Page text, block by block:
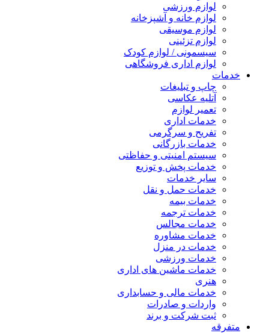
لوازم ورزشی
لوازم خانه و آشپزخانه
لوازم موسیقی
لوازم تزئینی
سیسمونی / لوازم کودک
لوازم اداری فروشگاهی
خدمات
چاپ و تبلیغات
آتلیه عکاسی
تعمیر لوازم
خدمات اداری
تفریح و سرگرمی
خدمات بازرگانی
سیستم امنیتی و حفاظتی
خدمات پخش و توزیع
سایر خدمات
خدمات حمل و نقل
خدمات بیمه
خدمات ترجمه
خدمات مجالس
خدمات مشاوره
خدمات در منزل
خدمات ورزشی
خدمات ماشین های اداری
هنری
خدمات مالی و حسابداری
واردات و صادرات
ثبت شرکت و برند
متفرقه